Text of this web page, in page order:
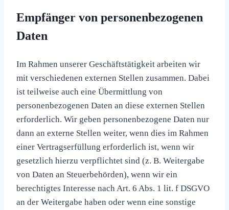
Empfänger von personenbezogenen
Daten
Im Rahmen unserer Geschäftstätigkeit arbeiten wir
mit verschiedenen externen Stellen zusammen. Dabei
ist teilweise auch eine Übermittlung von
personenbezogenen Daten an diese externen Stellen
erforderlich. Wir geben personenbezogene Daten nur
dann an externe Stellen weiter, wenn dies im Rahmen
einer Vertragserfüllung erforderlich ist, wenn wir
gesetzlich hierzu verpflichtet sind (z. B. Weitergabe
von Daten an Steuerbehörden), wenn wir ein
berechtigtes Interesse nach Art. 6 Abs. 1 lit. f DSGVO
an der Weitergabe haben oder wenn eine sonstige